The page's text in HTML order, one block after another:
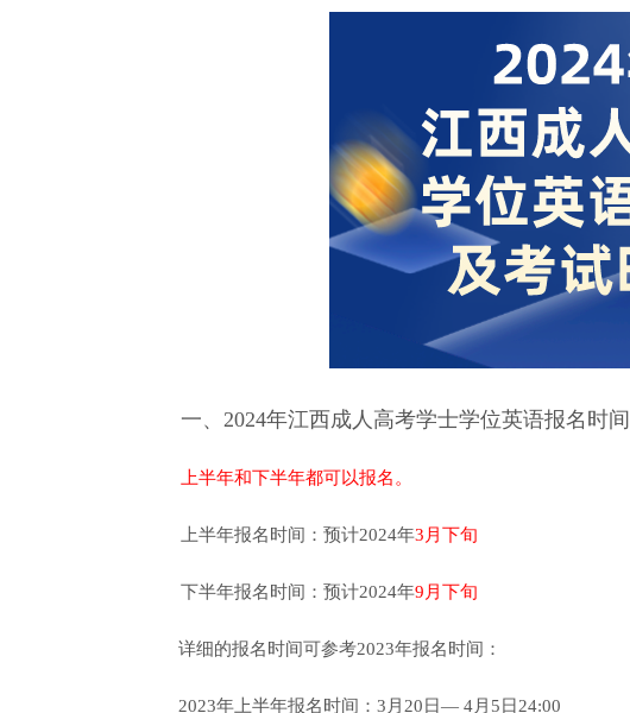
一、2024年江西成人高考学士学位英语报名时间
上半年和下半年都可以报名。
上半年报名时间：预计2024年3月下旬
下半年报名时间：预计2024年9月下旬
详细的报名时间可参考2023年报名时间：
2023年上半年报名时间：3月20日— 4月5日24:00